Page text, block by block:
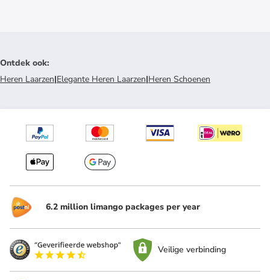
Ontdek ook:
Heren Laarzen|Elegante Heren Laarzen|Heren Schoenen
6.2 million limango packages per year
Veilige verbinding